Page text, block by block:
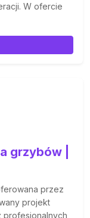
W ofercie
grzybów |
przez
projekt
profesjonalnych